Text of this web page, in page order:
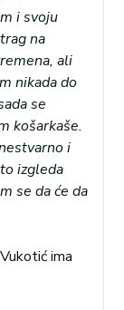
i svoju
na
ali
nikada do
se
košarkaše.
i
izgleda
se da će da
ima